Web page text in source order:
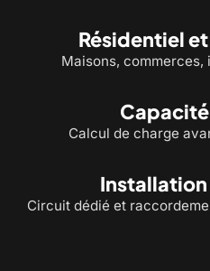
Résidentiel
Maisons, commerces,
Calcul de charge
Circuit dédié et